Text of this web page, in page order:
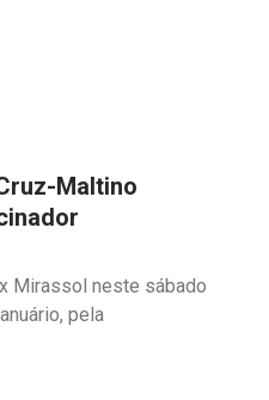
Maltino
Mirassol neste sábado
pela